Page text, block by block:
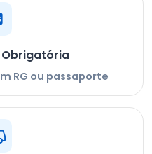
RG ou passaporte